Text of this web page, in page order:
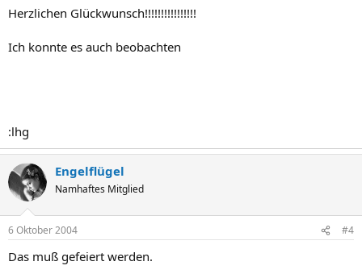
Herzlichen Glückwunsch!!!!!!!!!!!!!!!!
Ich konnte es auch beobachten
:lhg
Engelflügel
Namhaftes Mitglied
6 Oktober 2004 #4
Das muß gefeiert werden.